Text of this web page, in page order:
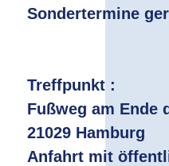
Sondertermine
Treffpunkt :
Fußweg am Ende
21029 Hamburg
Anfahrt mit